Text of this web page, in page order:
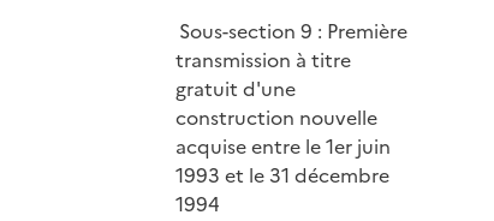
Sous-section 9 : Première
transmission à titre
gratuit d'une
construction nouvelle
acquise entre le 1er juin
1993 et le 31 décembre
1994